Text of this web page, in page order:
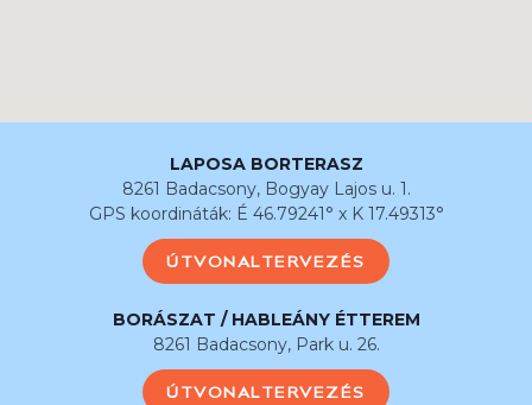
LAPOSA BORTERASZ
8261 Badacsony, Bogyay Lajos u. 1.
GPS koordináták: É 46.79241° x K 17.49313°
ÚTVONALTERVEZÉS
BORÁSZAT / HABLEÁNY ÉTTEREM
8261 Badacsony, Park u. 26.
ÚTVONALTERVEZÉS